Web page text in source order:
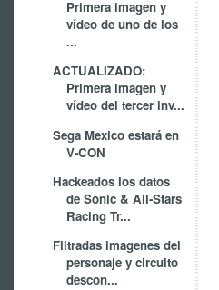
Primera imagen y
vídeo de uno de los
...
ACTUALIZADO:
Primera imagen y
vídeo del tercer inv...
Sega Mexico estará en
V-CON
Hackeados los datos
de Sonic & All-Stars
Racing Tr...
Filtradas imagenes del
personaje y circuito
descon...